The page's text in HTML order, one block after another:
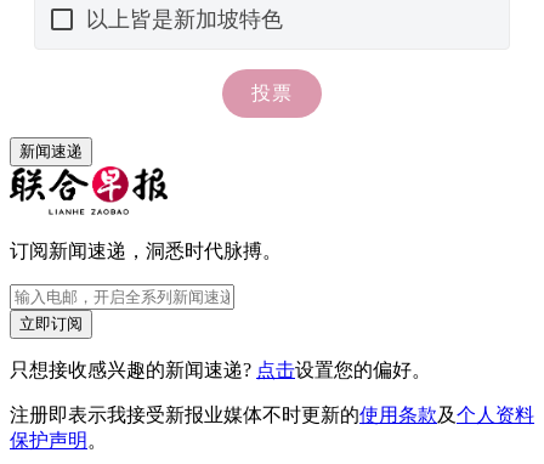
新闻速递
订阅新闻速递，洞悉时代脉搏。
立即订阅
只想接收感兴趣的新闻速递? 点击设置您的偏好。
注册即表示我接受新报业媒体不时更新的使用条款及个人资料
保护声明 。